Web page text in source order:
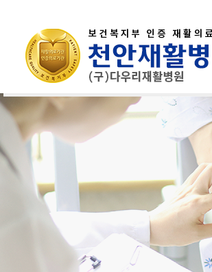
병원소개
인사말
병원이용안내
진료안내
진료과목
재활의학
재활센터
운동재활
건강검진센터
건강검진
홍보실
공지사항
병원소개
의료진소개
층별안내
간호간병통합서비스